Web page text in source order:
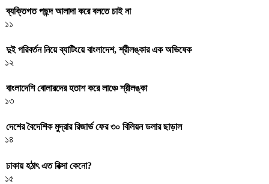
ব্যক্তিগত পছন্দ আলাদা করে বলতে চাই না
১১
দুই পরিবর্তন নিয়ে ব্যাটিংয়ে বাংলাদেশ, শ্রীলঙ্কার এক অভিষেক
১২
বাংলাদেশি বোলারদের হতাশ করে লাঞ্চে শ্রীলঙ্কা
১৩
দেশের বৈদেশিক মুদ্রার রিজার্ভ ফের ৩০ বিলিয়ন ডলার ছাড়াল
১৪
ঢাকায় হঠাৎ এত রিক্সা কেনো?
১৫